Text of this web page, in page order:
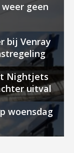
geen
bij Venray
Nightjets
uitval
woensdag